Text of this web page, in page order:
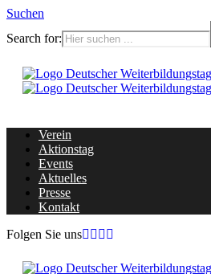
Suchen
Search for:
Verein
Aktionstag
Events
Aktuelles
Presse
Kontakt
Folgen Sie uns